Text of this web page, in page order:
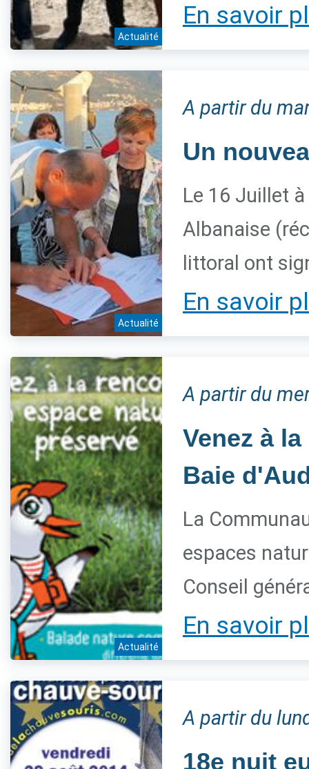
Actualité
En savoir
Actualité
A partir du
Un
Le 16 Juillet
Albanaise
littoral ont
En savoir
Actualité
A partir du
Venez à
Baie
La
espaces
Conseil
En savoir
A partir du
18e nuit